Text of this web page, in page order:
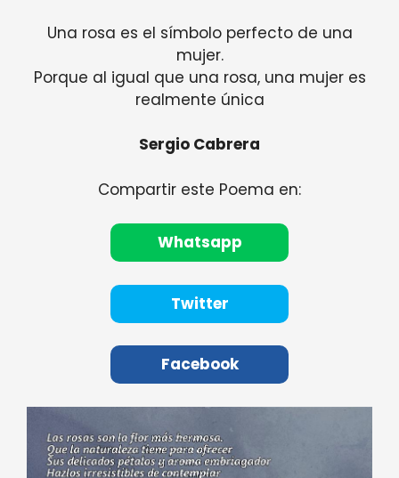
Una rosa es el símbolo perfecto de una
mujer.
Porque al igual que una rosa, una mujer es
realmente única
Sergio Cabrera
Compartir este Poema en:
Whatsapp
Twitter
Facebook